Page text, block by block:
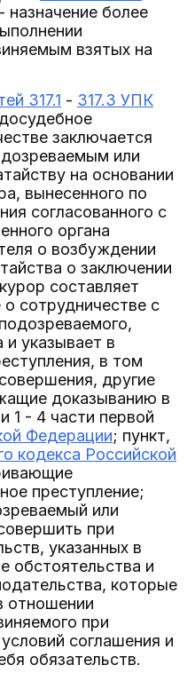
- назначение более
взятых на
317.1 - 317.3 УПК
досудебное
заключается
или
на основании
вынесенного по
согласованного с
органа
о возбуждении
о заключении
составляет
сотрудничестве с
и указывает в
в том
другие
доказыванию в
1 - 4 части первой
Федерации; пункт,
кодекса Российской
преступление;
или
при
указанных в
обстоятельства и
которые
отношении
при
соглашения и
обязательств.